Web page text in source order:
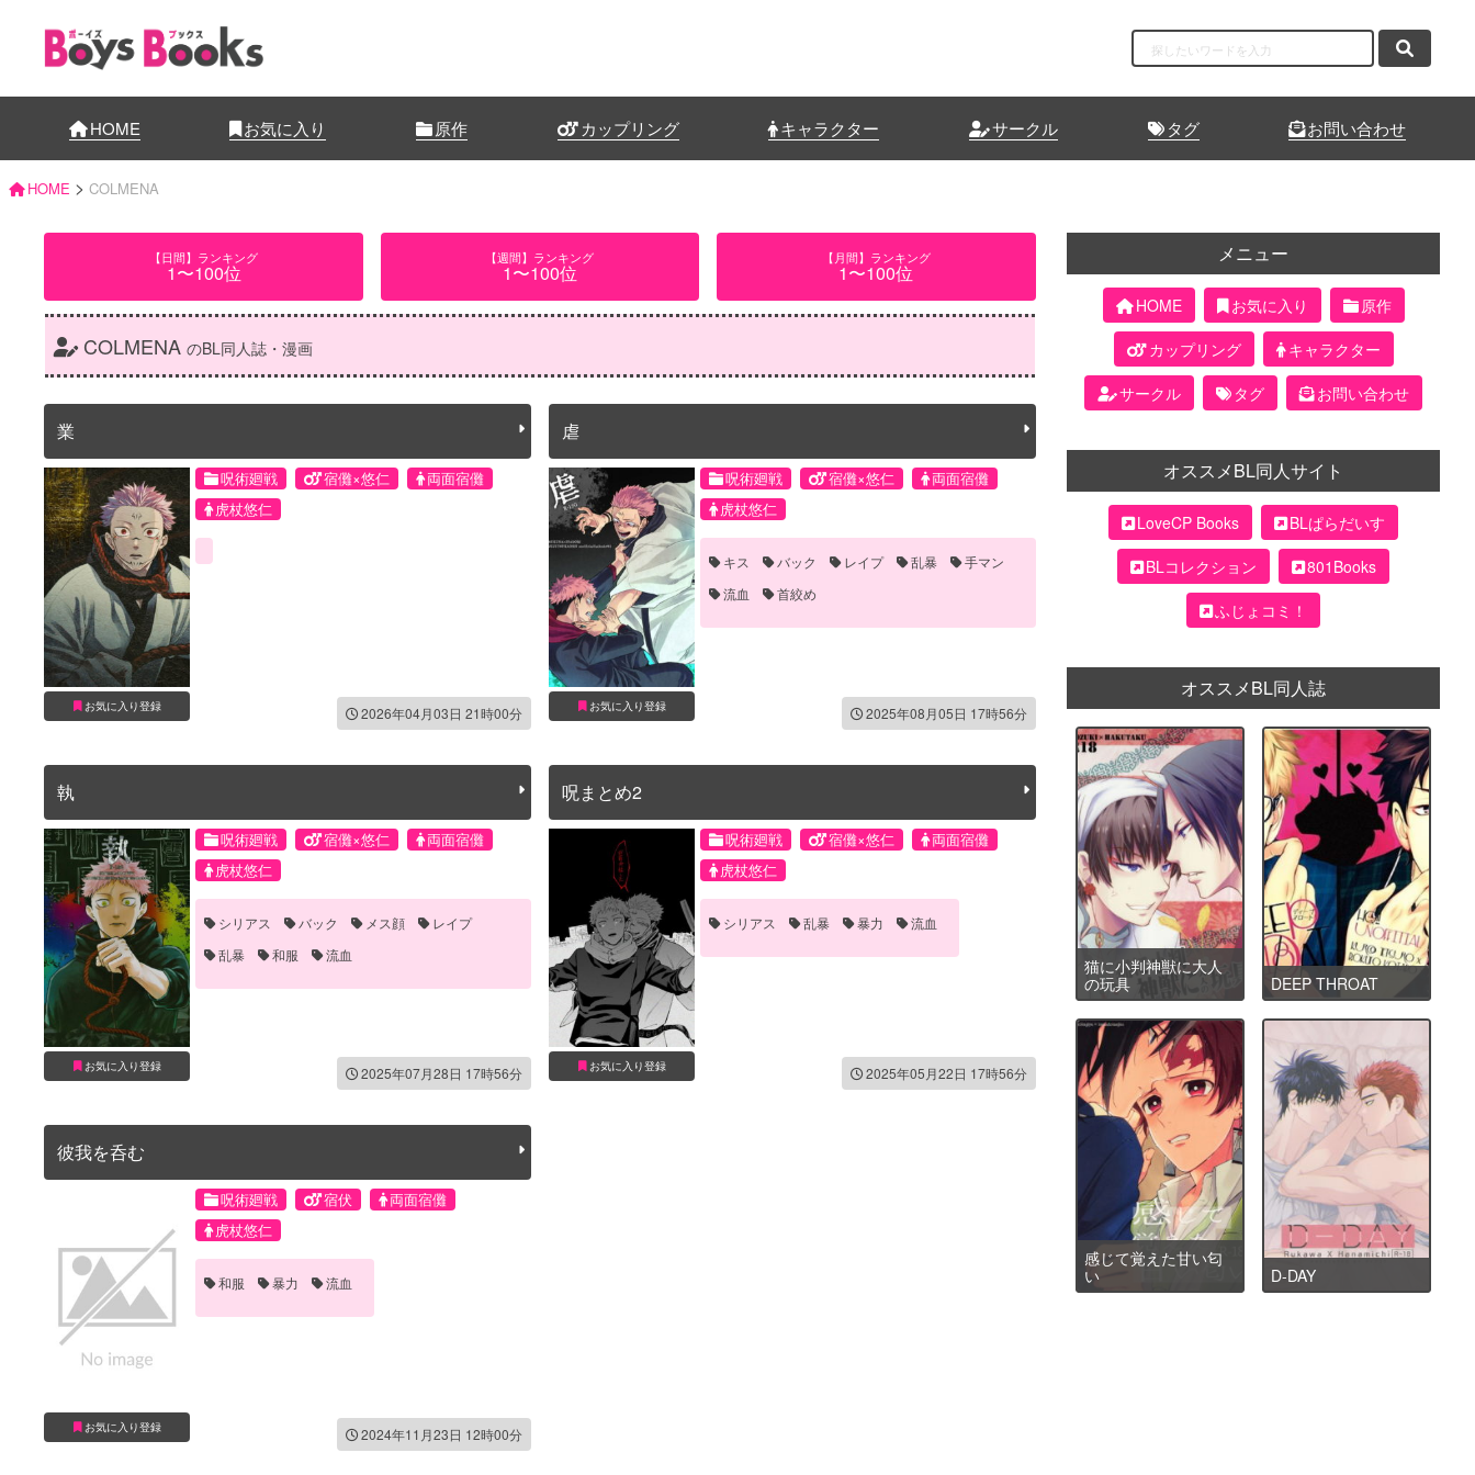
HOME お気に入り 原作 カップリング キャラクター サークル タグ お問い合わせ
HOME > COLMENA
【日間】ランキング
1〜100位
【週間】ランキング
1〜100位
【月間】ランキング
1〜100位
COLMENAのBL同人誌・漫画
業
お気に入り登録
呪術廻戦 宿儺×悠仁
両面宿儺
虎杖悠仁
2026年04月03日 21時00分
虐
お気に入り登録
呪術廻戦 宿儺×悠仁
両面宿儺
虎杖悠仁
キス バック レイプ 乱暴
手マン
流血
首絞め
2025年08月05日 17時56分
執
お気に入り登録
呪術廻戦 宿儺×悠仁
両面宿儺
虎杖悠仁
シリアス バック メス顔
レイプ
乱暴
和服 流血
2025年07月28日 17時56分
呪まとめ2
お気に入り登録
呪術廻戦 宿儺×悠仁
両面宿儺
虎杖悠仁
シリアス 乱暴 暴力 流血
2025年05月22日 17時56分
彼我を呑む
お気に入り登録
呪術廻戦 宿伏
両面宿儺
虎杖悠仁
和服 暴力 流血
2024年11月23日 12時00分
メニュー
HOME お気に入り
原作
カップリング
キャラクター
サークル
タグ お問い合わせ
オススメBL同人サイト
LoveCP Books
BLぱらだいす
BLコレクション
801Books
ふじょコミ！
オススメBL同人誌
猫に小判神獣に大人
の玩具
DEEP THROAT
感じて覚えた甘い匂
い
D-DAY